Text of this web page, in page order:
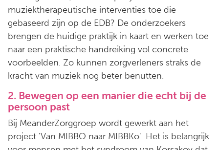
muziektherapeutische interventies toe die
gebaseerd zijn op de EDB? De onderzoekers
brengen de huidige praktijk in kaart en werken toe
naar een praktische handreiking vol concrete
voorbeelden. Zo kunnen zorgverleners straks de
kracht van muziek nog beter benutten.
2. Bewegen op een manier die echt bij de
persoon past
Bij MeanderZorggroep wordt gewerkt aan het
project 'Van MIBBO naar MIBBKo'. Het is belangrijk